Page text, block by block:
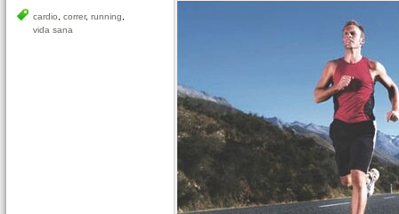
cardio correr, running
vida sana